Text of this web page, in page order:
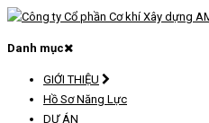
Danh mục
GIỚI THIỆU
Hồ Sơ Năng Lực
DỰ ÁN